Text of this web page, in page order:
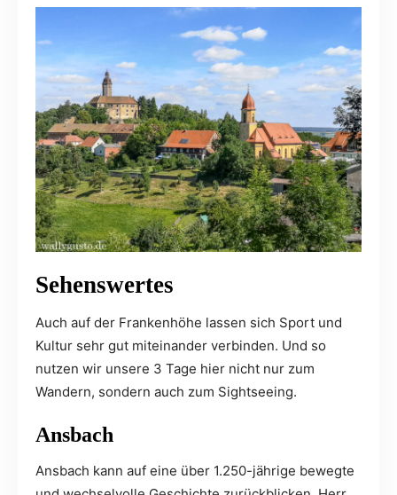
Sehenswertes
Auch auf der Frankenhöhe lassen sich Sport und
Kultur sehr gut miteinander verbinden. Und so
nutzen wir unsere 3 Tage hier nicht nur zum
Wandern, sondern auch zum Sightseeing.
Ansbach
Ansbach kann auf eine über 1.250-jährige bewegte